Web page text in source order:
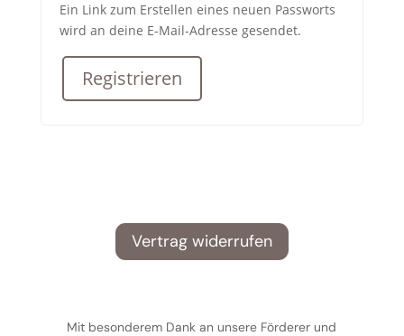
Ein Link zum Erstellen eines neuen Passworts
wird an deine E-Mail-Adresse gesendet.
Registrieren
Vertrag widerrufen
Mit besonderem Dank an unsere Förderer und